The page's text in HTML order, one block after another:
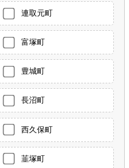
連取元町
富塚町
豊城町
長沼町
西久保町
韮塚町